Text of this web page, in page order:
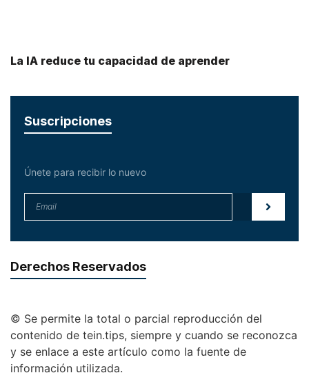
La IA reduce tu capacidad de aprender
Suscripciones
Únete para recibir lo nuevo
Derechos Reservados
© Se permite la total o parcial reproducción del
contenido de tein.tips, siempre y cuando se reconozca
y se enlace a este artículo como la fuente de
información utilizada.